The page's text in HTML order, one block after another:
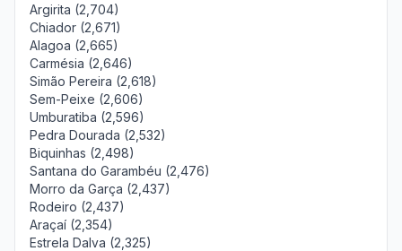
Argirita (2,704)
Chiador (2,671)
Alagoa (2,665)
Carmésia (2,646)
Simão Pereira (2,618)
Sem-Peixe (2,606)
Umburatiba (2,596)
Pedra Dourada (2,532)
Biquinhas (2,498)
Santana do Garambéu (2,476)
Morro da Garça (2,437)
Rodeiro (2,437)
Araçaí (2,354)
Estrela Dalva (2,325)